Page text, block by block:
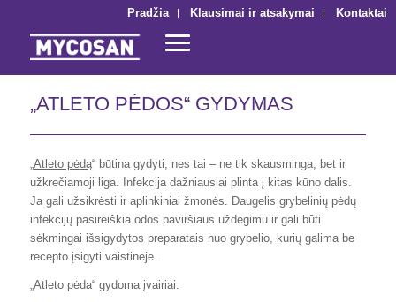
Pradžia Klausimai ir atsakymai Kontaktai
„ATLETO PĖDOS“ GYDYMAS
„Atleto pėdą“ būtina gydyti, nes tai – ne tik skausminga, bet ir
užkrečiamoji liga. Infekcija dažniausiai plinta į kitas kūno dalis.
Ja gali užsikrėsti ir aplinkiniai žmonės. Daugelis grybelinių pėdų
infekcijų pasireiškia odos paviršiaus uždegimu ir gali būti
sėkmingai išsigydytos preparatais nuo grybelio, kurių galima be
recepto įsigyti vaistinėje.
„Atleto pėda“ gydoma įvairiai: